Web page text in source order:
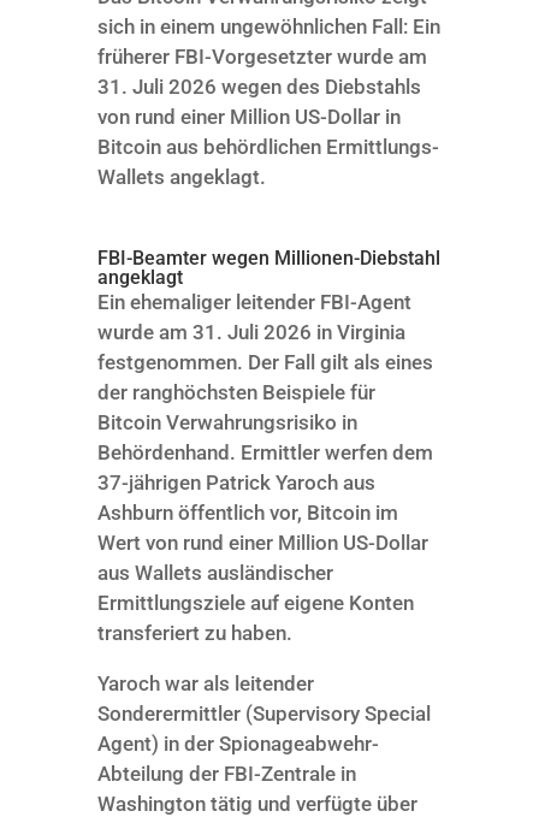
sich in einem ungewöhnlichen Fall: Ein
früherer FBI-Vorgesetzter wurde am
31. Juli 2026 wegen des Diebstahls
von rund einer Million US-Dollar in
Bitcoin aus behördlichen Ermittlungs-
Wallets angeklagt.
FBI-Beamter wegen Millionen-Diebstahl
angeklagt
Ein ehemaliger leitender FBI-Agent
wurde am 31. Juli 2026 in Virginia
festgenommen. Der Fall gilt als eines
der ranghöchsten Beispiele für
Bitcoin Verwahrungsrisiko in
Behördenhand. Ermittler werfen dem
37-jährigen Patrick Yaroch aus
Ashburn öffentlich vor, Bitcoin im
Wert von rund einer Million US-Dollar
aus Wallets ausländischer
Ermittlungsziele auf eigene Konten
transferiert zu haben.
Yaroch war als leitender
Sonderermittler (Supervisory Special
Agent) in der Spionageabwehr-
Abteilung der FBI-Zentrale in
Washington tätig und verfügte über